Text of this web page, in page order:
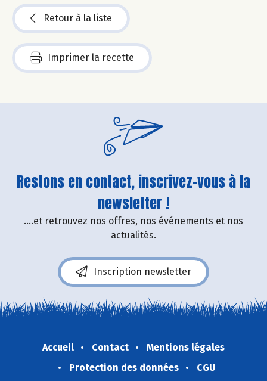
Retour à la liste
Imprimer la recette
Restons en contact, inscrivez-vous à la
newsletter !
....et retrouvez nos offres, nos événements et nos
actualités.
Inscription newsletter
Accueil Contact
Mentions légales
Protection des données
CGU